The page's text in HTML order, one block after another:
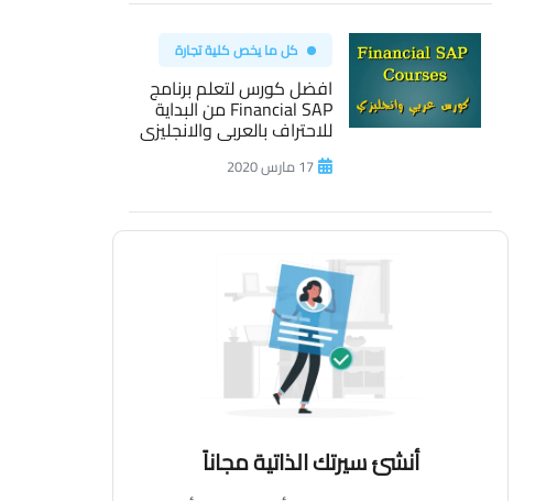
كل ما يخص كلية تجارة
افضل كورس لتعلم برنامج
Financial SAP من البداية
للاحتراف بالعربى والانجليزى
17 مارس 2020
أنشئ سيرتك الذاتية مجاناً